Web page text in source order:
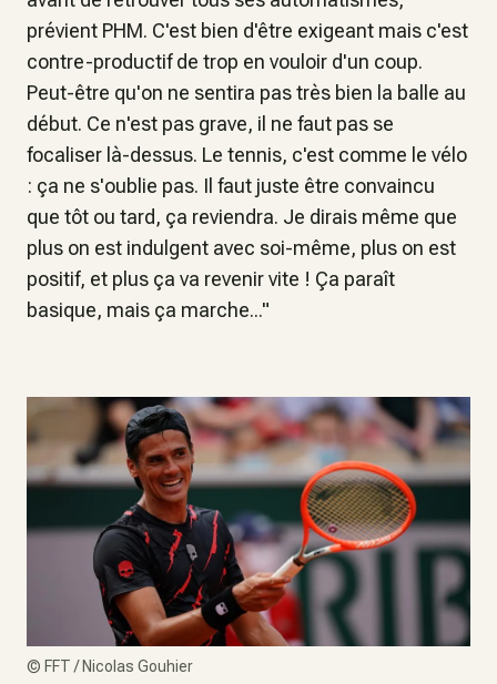
prévient PHM. C'est bien d'être exigeant mais c'est
contre-productif de trop en vouloir d'un coup.
Peut-être qu'on ne sentira pas très bien la balle au
début. Ce n'est pas grave, il ne faut pas se
focaliser là-dessus. Le tennis, c'est comme le vélo
: ça ne s'oublie pas. Il faut juste être convaincu
que tôt ou tard, ça reviendra. Je dirais même que
plus on est indulgent avec soi-même, plus on est
positif, et plus ça va revenir vite ! Ça paraît
basique, mais ça marche..."
© FFT / Nicolas Gouhier